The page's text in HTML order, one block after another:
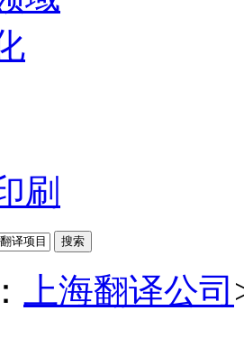
刷
上海翻译公司